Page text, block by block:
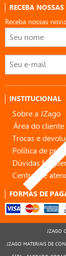
RECEBA
Receba nossas
INSTITUCIONAL
Sobre a JZago
Área do cliente
Trocas e
Política de
Dúvidas
Central de
FORMAS DE
JZAGO
JZAGO MATERIAIS DE